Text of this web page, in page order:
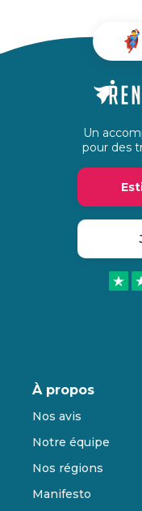
Un
pour des
À propos
Nos avis
Notre équipe
Nos régions
Manifesto